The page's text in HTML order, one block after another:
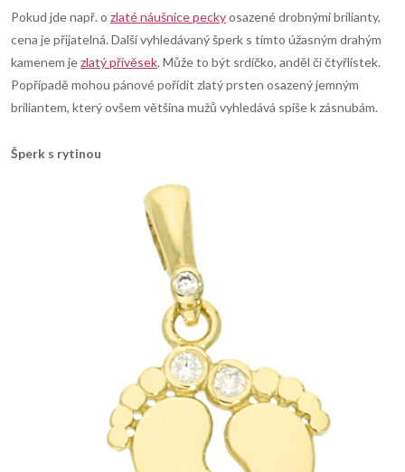
Pokud jde např. o zlaté náušnice peckyosazené drobnými brilianty,
cena je přijatelná. Další vyhledávaný šperk s tímto úžasným drahým
kamenem jezlatý přívěsek. Může to být srdíčko, anděl či čtyřlístek.
Popřípadě mohou pánové pořídit zlatý prsten osazený jemným
briliantem, který ovšem většina mužů vyhledává spíše k zásnubám.
Šperk s rytinou